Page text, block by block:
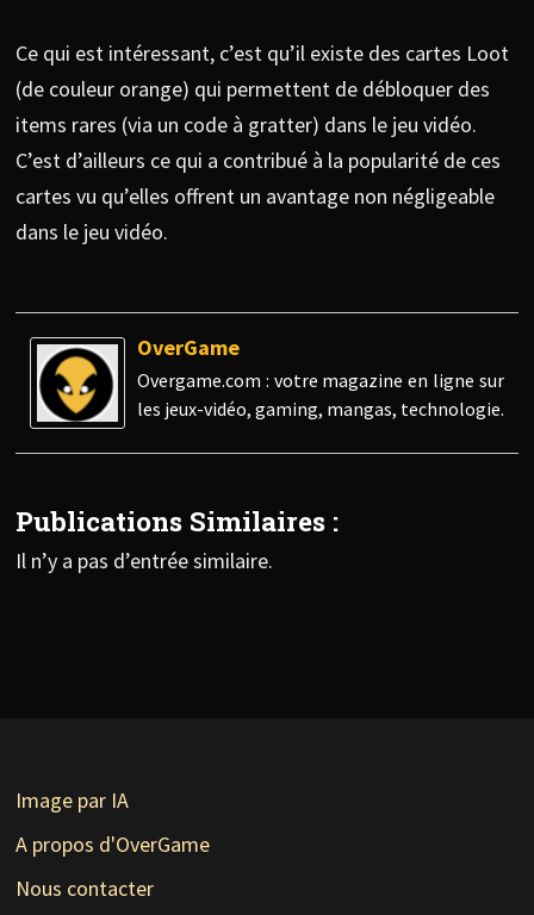
Ce qui est intéressant, c’est qu’il existe des cartes Loot
(de couleur orange) qui permettent de débloquer des
items rares (via un code à gratter) dans le jeu vidéo.
C’est d’ailleurs ce qui a contribué à la popularité de ces
cartes vu qu’elles offrent un avantage non négligeable
dans le jeu vidéo.
OverGame
Overgame.com : votre magazine en ligne sur
les jeux-vidéo, gaming, mangas, technologie.
Publications Similaires :
Il n’y a pas d’entrée similaire.
Image par IA
A propos d'OverGame
Nous contacter